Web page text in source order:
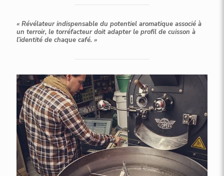
« Révélateur indispensable du potentiel aromatique associé à
un terroir, le torréfacteur doit adapter le profil de cuisson à
l’identité de chaque café. »